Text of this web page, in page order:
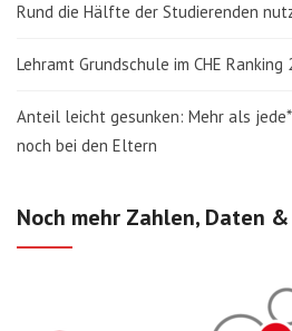
Rund die Hälfte der Studierenden
Lehramt Grundschule im CHE Ranking
Anteil leicht gesunken: Mehr als
noch bei den Eltern
Noch mehr Zahlen, Daten